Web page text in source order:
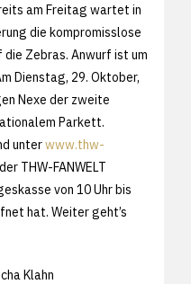
am Freitag wartet in
die kompromisslose
die Zebras. Anwurf ist um
Dienstag, 29. Oktober,
Nexe der zweite
Parkett.
unterwww.thw-
THW-FANWELT
von 10 Uhr bis
hat. Weiter geht’s
Klahn